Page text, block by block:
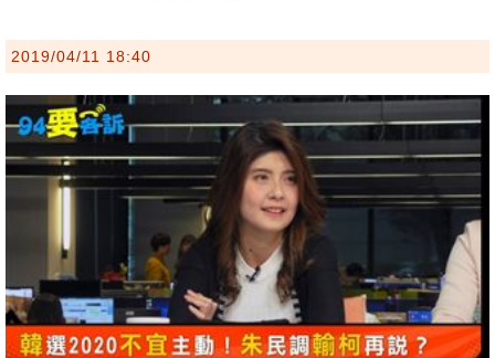
2019/04/11 18:40